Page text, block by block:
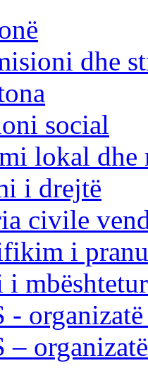
dhe
social
lokal dhe
i drejtë
civile
i
i
-
–